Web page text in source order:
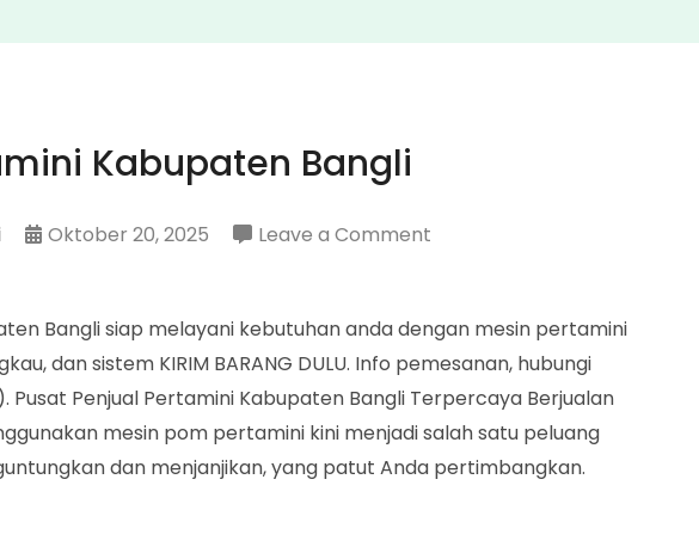
Kabupaten Bangli
Oktober 20, 2025 Leave a Commenton
Kabupaten
Bangli
Bangli siap melayani kebutuhan anda dengan mesin pertamini
dan sistem KIRIM BARANG DULU. Info pemesanan, hubungi
Pusat Penjual Pertamini Kabupaten Bangli Terpercaya Berjualan
mesin pom pertamini kini menjadi salah satu peluang
dan menjanjikan, yang patut Anda pertimbangkan.